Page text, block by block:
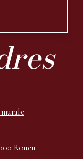
Rouen